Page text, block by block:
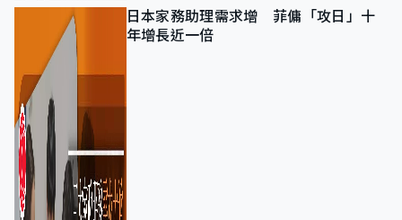
日本家務助理需求增 菲傭「攻日」十
年增長近一倍